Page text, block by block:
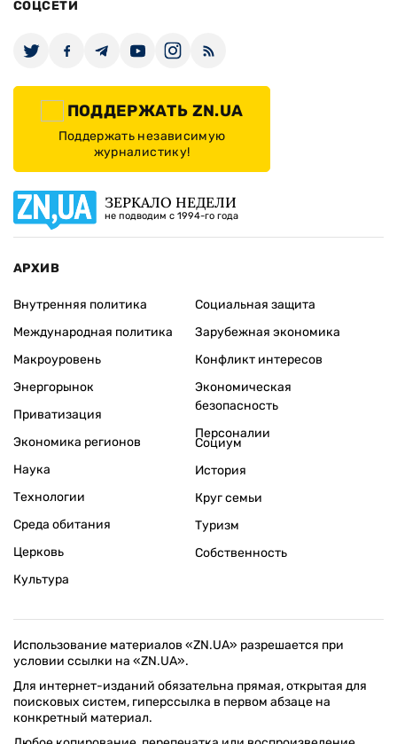
СОЦСЕТИ
ПОДДЕРЖАТЬ ZN.UA
Поддержать независимую
журналистику!
ЗЕРКАЛО НЕДЕЛИ
не подводим с 1994-го года
АРХИВ
Внутренняя политика
Международная политика
Макроуровень
Энергорынок
Приватизация
Экономика регионов
Социальная защита
Зарубежная экономика
Конфликт интересов
Экономическая
безопасность
Персоналии
Наука
Технологии
Среда обитания
Церковь
Культура
Социум
История
Круг семьи
Туризм
Собственность
Использование материалов «ZN.UA» разрешается при
условии ссылки на «ZN.UA».
Для интернет-изданий обязательна прямая, открытая для
поисковых систем, гиперссылка в первом абзаце на
конкретный материал.